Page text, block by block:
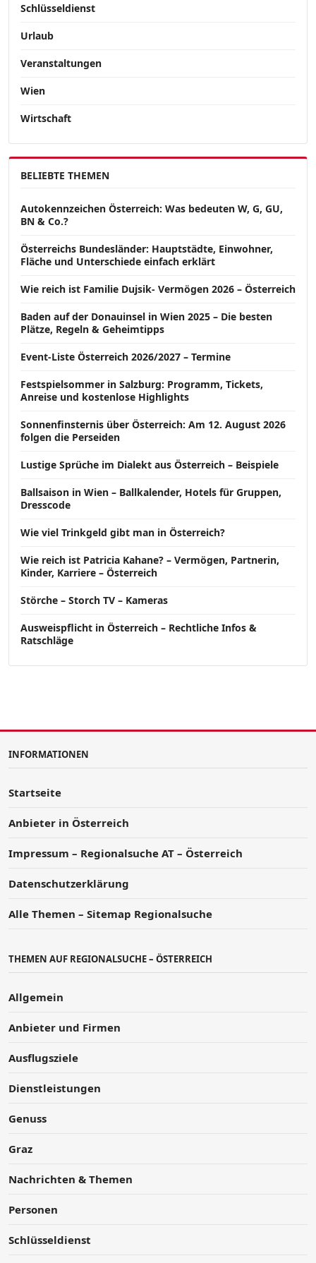
Schlüsseldienst
Urlaub
Veranstaltungen
Wien
Wirtschaft
BELIEBTE THEMEN
Autokennzeichen Österreich: Was bedeuten W, G, GU,
BN & Co.?
Österreichs Bundesländer: Hauptstädte, Einwohner,
Fläche und Unterschiede einfach erklärt
Wie reich ist Familie Dujsik- Vermögen 2026 – Österreich
Baden auf der Donauinsel in Wien 2025 – Die besten
Plätze, Regeln & Geheimtipps
Event-Liste Österreich 2026/2027 – Termine
Festspielsommer in Salzburg: Programm, Tickets,
Anreise und kostenlose Highlights
Sonnenfinsternis über Österreich: Am 12. August 2026
folgen die Perseiden
Lustige Sprüche im Dialekt aus Österreich – Beispiele
Ballsaison in Wien – Ballkalender, Hotels für Gruppen,
Dresscode
Wie viel Trinkgeld gibt man in Österreich?
Wie reich ist Patricia Kahane? – Vermögen, Partnerin,
Kinder, Karriere – Österreich
Störche – Storch TV – Kameras
Ausweispflicht in Österreich – Rechtliche Infos &
Ratschläge
INFORMATIONEN
Startseite
Anbieter in Österreich
Impressum – Regionalsuche AT – Österreich
Datenschutzerklärung
Alle Themen – Sitemap Regionalsuche
THEMEN AUF REGIONALSUCHE – ÖSTERREICH
Allgemein
Anbieter und Firmen
Ausflugsziele
Dienstleistungen
Genuss
Graz
Nachrichten & Themen
Personen
Schlüsseldienst